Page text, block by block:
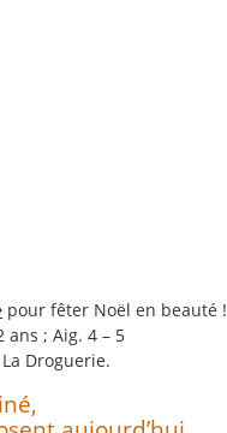
pour fêter Noël en beauté !
ans ; Aig. 4 – 5
Droguerie.